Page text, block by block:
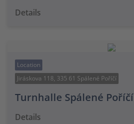
Details
Location
Jiráskova 118, 335 61 Spálené Poříčí
Turnhalle Spálené Poříčí
Details